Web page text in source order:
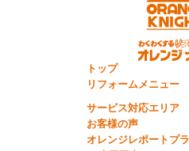
トップ
リフォームメニュー
サービス対応エリア
お客様の声
オレンジレポートプ